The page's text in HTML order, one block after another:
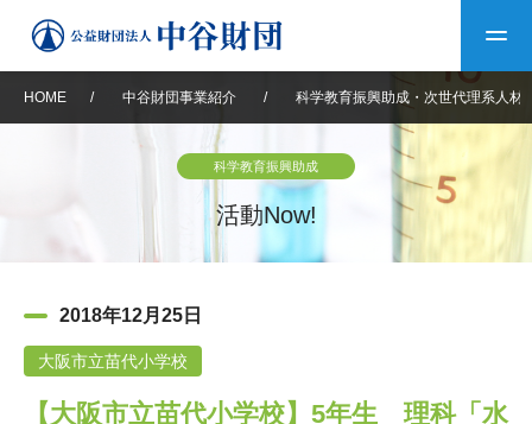
中谷財団について
設立趣意書
沿革 40年史デジタルブック
中谷財団事業紹介
神戸賞 長期大型研究助成
中谷財団動画紹介
HOME / 中谷財団事業紹介 / 科学教育振興助成・次世代理系人材
科学教育振興助成
活動Now!
2018年12月25日
大阪市立苗代小学校
【大阪市立苗代小学校】5年生 理科「水